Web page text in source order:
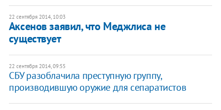
22 сентября 2014, 10:03
Аксенов заявил, что Меджлиса не
существует
22 сентября 2014, 09:55
СБУ разоблачила преступную группу,
производившую оружие для сепаратистов